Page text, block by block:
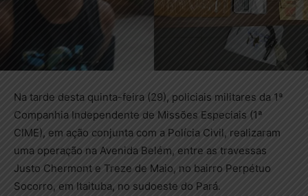
Na tarde desta quinta-feira (29), policiais militares da 1ª
Companhia Independente de Missões Especiais (1ª
CIME), em ação conjunta com a Polícia Civil, realizaram
uma operação na Avenida Belém, entre as travessas
Justo Chermont e Treze de Maio, no bairro Perpétuo
Socorro, em Itaituba, no sudoeste do Pará.